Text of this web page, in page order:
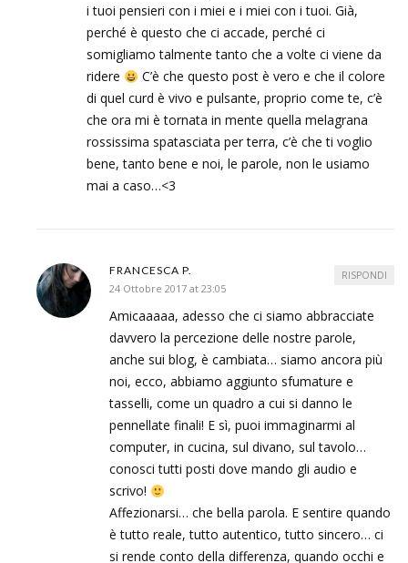
i tuoi pensieri con i miei e i miei con i tuoi. Già,
perché è questo che ci accade, perché ci
somigliamo talmente tanto che a volte ci viene da
ridere
C’è che questo post è vero e che il colore
di quel curd è vivo e pulsante, proprio come te, c’è
che ora mi è tornata in mente quella melagrana
rossissima spatasciata per terra, c’è che ti voglio
bene, tanto bene e noi, le parole, non le usiamo
mai a caso…<3
FRANCESCA P.
24 Ottobre 2017 at 23:05
Amicaaaaa, adesso che ci siamo abbracciate
davvero la percezione delle nostre parole,
anche sui blog, è cambiata… siamo ancora più
noi, ecco, abbiamo aggiunto sfumature e
tasselli, come un quadro a cui si danno le
pennellate finali! E sì, puoi immaginarmi al
computer, in cucina, sul divano, sul tavolo…
conosci tutti posti dove mando gli audio e
scrivo!
Affezionarsi… che bella parola. E sentire quando
è tutto reale, tutto autentico, tutto sincero… ci
si rende conto della differenza, quando occhi e
RISPONDI